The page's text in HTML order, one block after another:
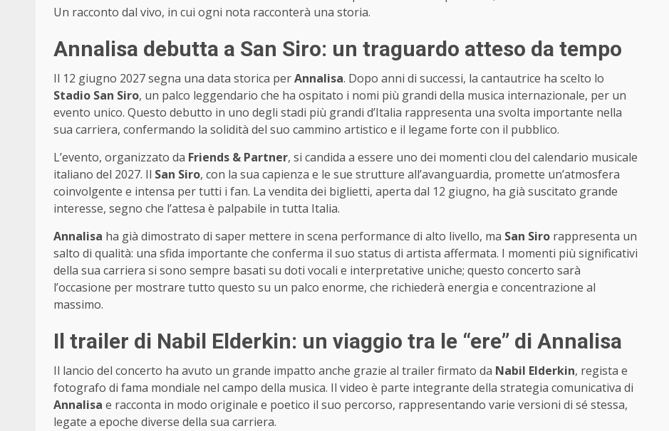
Un racconto dal vivo, in cui ogni nota racconterà una storia.
Annalisa debutta a San Siro: un traguardo atteso da tempo
Il 12 giugno 2027 segna una data storica perAnnalisa. Dopo anni di successi, la cantautrice ha scelto lo
Stadio San Siro, un palco leggendario che ha ospitato i nomi più grandi della musica internazionale, per un
evento unico. Questo debutto in uno degli stadi più grandi d’Italia rappresenta una svolta importante nella
sua carriera, confermando la solidità del suo cammino artistico e il legame forte con il pubblico.
L’evento, organizzato da Friends & Partner, si candida a essere uno dei momenti clou del calendario musicale
italiano del 2027. Il San Siro, con la sua capienza e le sue strutture all’avanguardia, promette un’atmosfera
coinvolgente e intensa per tutti i fan. La vendita dei biglietti, aperta dal 12 giugno, ha già suscitato grande
interesse, segno che l’attesa è palpabile in tutta Italia.
Annalisa ha già dimostrato di saper mettere in scena performance di alto livello, ma San Siro rappresenta un
salto di qualità: una sfida importante che conferma il suo status di artista affermata. I momenti più significativi
della sua carriera si sono sempre basati su doti vocali e interpretative uniche; questo concerto sarà
l’occasione per mostrare tutto questo su un palco enorme, che richiederà energia e concentrazione al
massimo.
Il trailer di Nabil Elderkin: un viaggio tra le “ere” di Annalisa
Il lancio del concerto ha avuto un grande impatto anche grazie al trailer firmato da Nabil Elderkin, regista e
fotografo di fama mondiale nel campo della musica. Il video è parte integrante della strategia comunicativa di
Annalisa e racconta in modo originale e poetico il suo percorso, rappresentando varie versioni di sé stessa,
legate a epoche diverse della sua carriera.